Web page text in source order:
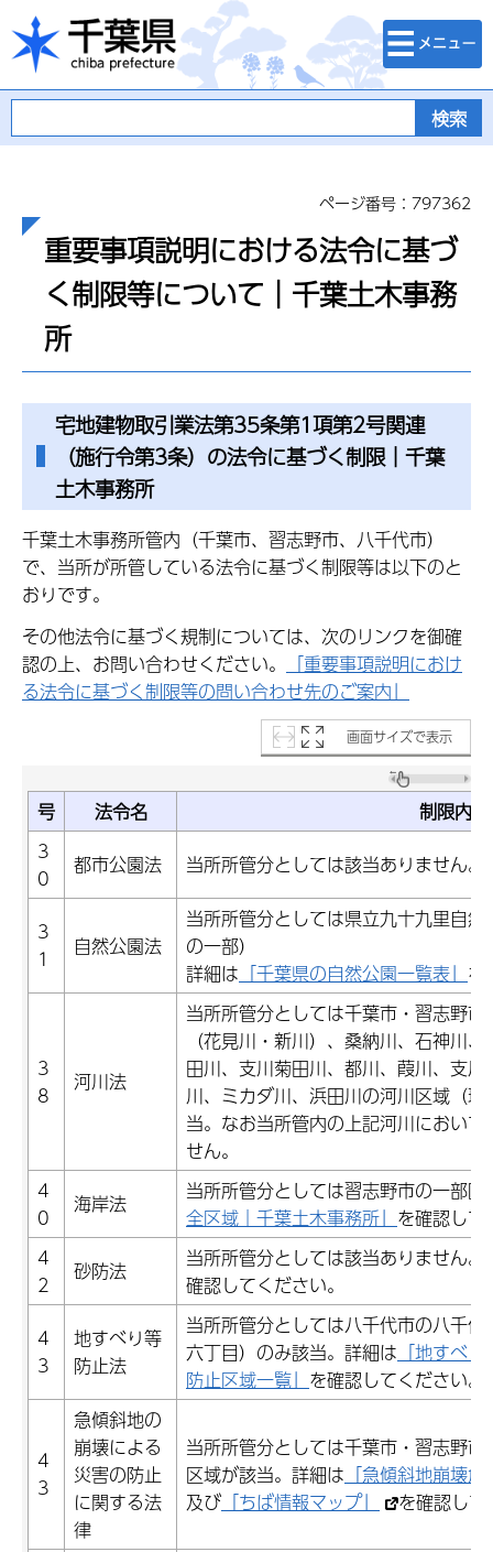
千葉県
検索・メニュ
ー
ページ番号：797362
重要事項説明における法令に基づ
く制限等について｜千葉土木事務
所
宅地建物取引業法第35条第1項第2号関連
（施行令第3条）の法令に基づく制限｜千葉
土木事務所
千葉土木事務所管内（千葉市、習志野市、八千代市）
で、当所が所管している法令に基づく制限等は以下のと
おりです。
その他法令に基づく規制については、次のリンクを御確
認の上、お問い合わせください。
「重要事項説明におけ
る法令に基づく制限等の問い合わせ先のご案内」
画面サイズで表示
号 法令名
制限内容
3
0
都市公園法 当所所管分としては該当ありません。
3
1
自然公園法
当所所管分としては県立九十九里自
の一部）
詳細は 「千葉県の自然公園一覧表」 を
3
8
河川法
当所所管分としては千葉市・習志野
（花見川・新川）、桑納川、石神川
田川、支川菊田川、都川、葭川、支
川、ミカダ川、浜田川の河川区域（
当。なお当所管内の上記河川におい
せん。
4
0
海岸法
当所所管分としては習志野市の一部
全区域｜千葉土木事務所」 を確認して
4
2
砂防法
当所所管分としては該当ありません。
確認してください。
4
3
地すべり等
防止法
当所所管分としては八千代市の八千
六丁目）のみ該当。詳細は 「地すべ
防止区域一覧」 を確認してください。
4
3
急傾斜地の
崩壊による
災害の防止
に関する法
律
当所所管分としては千葉市・習志野
区域が該当。詳細は 「急傾斜地崩壊
及び 「ちば情報マップ」 を確認し